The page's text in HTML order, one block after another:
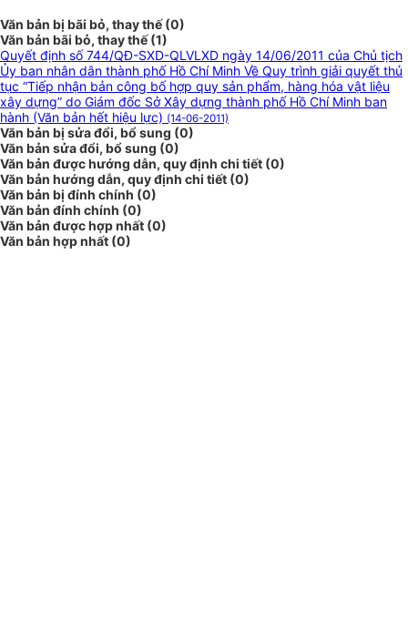
Văn bản bị bãi bỏ, thay thế (0)
Văn bản bãi bỏ, thay thế (1)
Quyết định số 744/QĐ-SXD-QLVLXD ngày 14/06/2011 của Chủ tịch
Ủy ban nhân dân thành phố Hồ Chí Minh Về Quy trình giải quyết thủ
tục “Tiếp nhận bản công bố hợp quy sản phẩm, hàng hóa vật liệu
xây dựng” do Giám đốc Sở Xây dựng thành phố Hồ Chí Minh ban
hành (Văn bản hết hiệu lực) (14-06-2011)
Văn bản bị sửa đổi, bổ sung (0)
Văn bản sửa đổi, bổ sung (0)
Văn bản được hướng dẫn, quy định chi tiết (0)
Văn bản hướng dẫn, quy định chi tiết (0)
Văn bản bị đính chính (0)
Văn bản đính chính (0)
Văn bản được hợp nhất (0)
Văn bản hợp nhất (0)